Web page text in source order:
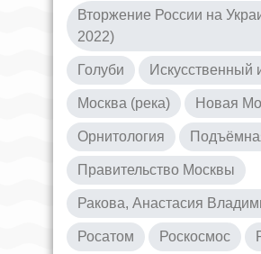
Вторжение России на
2022)
Голуби Искусственный
Москва (река) Новая
Орнитология
Правительство Москвы
Ракова, Анастасия
Росатом Роскосмос